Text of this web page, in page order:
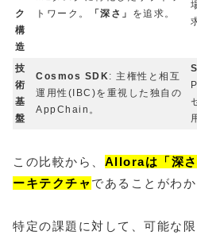
ク
構
造
トワーク。
「深さ」 を追求。
技
術
基
盤
Cosmos SDK : 主権性と相互
運用性(IBC)を重視した独自の
AppChain。
この比較から、 Alloraは「深
ーキテクチャ であることがわか
特定の課題に対して、可能な